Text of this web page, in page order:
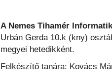
A Nemes Tihamér
Urbán Gerda 10.k (kny)
megyei hetedikként.
Felkészítő tanára: Kovács